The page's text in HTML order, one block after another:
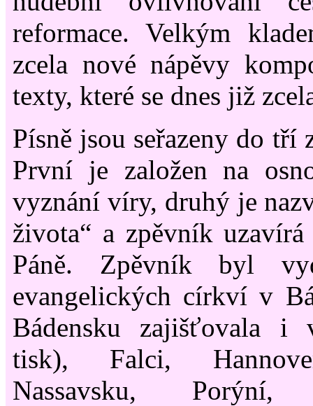
reformace. Velkým
zcela nové nápěvy
texty, které se dnes již
Písně jsou seřazeny do tří
První je založen na
vyznání víry, druhý je
života“ a zpěvník
Páně. Zpěvník byl
evangelických církví v
Bádensku zajišťovala i
tisk), Falci,
Nassavsku,